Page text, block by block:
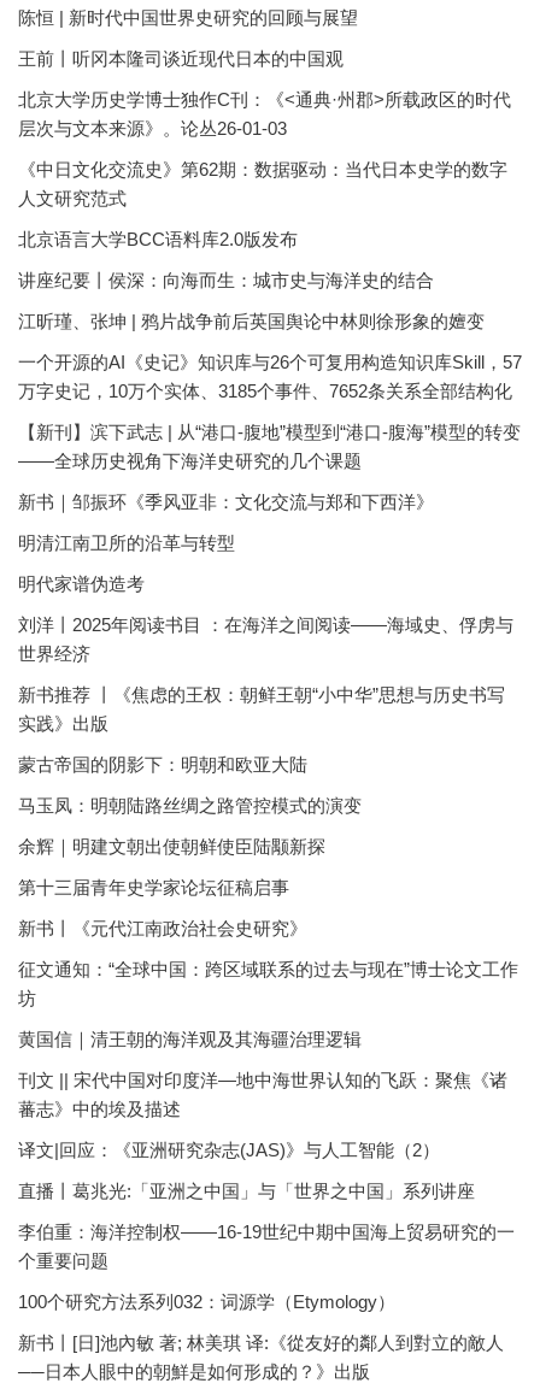
陈恒 | 新时代中国世界史研究的回顾与展望
王前丨听冈本隆司谈近现代日本的中国观
北京大学历史学博士独作C刊：《<通典·州郡>所载政区的时代
层次与文本来源》。论丛26-01-03
《中日文化交流史》第62期：数据驱动：当代日本史学的数字
人文研究范式
北京语言大学BCC语料库2.0版发布
讲座纪要丨侯深：向海而生：城市史与海洋史的结合
江昕瑾、张坤 | 鸦片战争前后英国舆论中林则徐形象的嬗变
一个开源的AI《史记》知识库与26个可复用构造知识库Skill，57
万字史记，10万个实体、3185个事件、7652条关系全部结构化
【新刊】滨下武志 | 从“港口-腹地”模型到“港口-腹海”模型的转变
——全球历史视角下海洋史研究的几个课题
新书｜邹振环《季风亚非：文化交流与郑和下西洋》
明清江南卫所的沿革与转型
明代家谱伪造考
刘洋丨2025年阅读书目 ：在海洋之间阅读——海域史、俘虏与
世界经济
新书推荐 丨《焦虑的王权：朝鲜王朝“小中华”思想与历史书写
实践》出版
蒙古帝国的阴影下：明朝和欧亚大陆
马玉凤：明朝陆路丝绸之路管控模式的演变
余辉｜明建文朝出使朝鲜使臣陆颙新探
第十三届青年史学家论坛征稿启事
新书丨《元代江南政治社会史研究》
征文通知：“全球中国：跨区域联系的过去与现在”博士论文工作
坊
黄国信｜清王朝的海洋观及其海疆治理逻辑
刊文 || 宋代中国对印度洋—地中海世界认知的飞跃：聚焦《诸
蕃志》中的埃及描述
译文|回应：《亚洲研究杂志(JAS)》与人工智能（2）
直播丨葛兆光:「亚洲之中国」与「世界之中国」系列讲座
李伯重：海洋控制权——16-19世纪中期中国海上贸易研究的一
个重要问题
100个研究方法系列032：词源学（Etymology）
新书丨[日]池內敏 著; 林美琪 译:《從友好的鄰人到對立的敵人
──日本人眼中的朝鮮是如何形成的？》出版